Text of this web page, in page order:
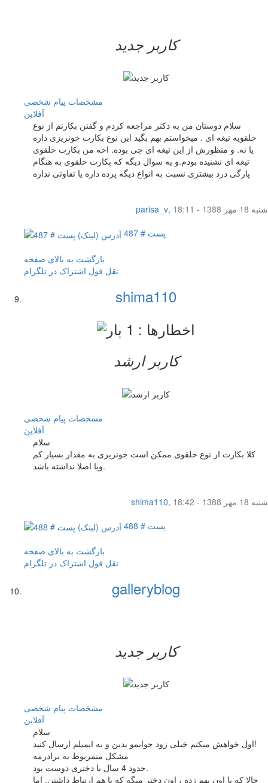
کاربر جدید
مشخصات پیام شخصی
آفلاين
سلام دوستان من به دکتر مراجعه کردم و گفتن بکارتم از نوع
حلقویه تیغه ای . میخواستم بهم بگید این نوع بکارت خونریزی داره
یا نه. و منظورش از این تیغه ای جی بوده. اخه من بکارت حلقوی
تیغه ای نشنیده بودم.و یه سوال دیگه که بکارت حلقوی به هنگام
پارگی درد بیشتری نسبت به انواع دیگه پرده داره یا تفاوتی نداره
parisa_v,
شنبه 18 مهر 1388 - 18:11
پست # 487
بازگشت به بالای صفحه
نقل قول اشتراک در تلگرام
shima110
کاربر ارشد
مشخصات پیام شخصی
آفلاين
سلام
کلا بکارت از نوع حلقوی ممکن است خونریزی به مقدار بسیار کم
ویا اصلا نداشته باشد.
shima110,
شنبه 18 مهر 1388 - 18:42
پست # 488
بازگشت به بالای صفحه
نقل قول اشتراک در تلگرام
galleryblog
کاربر جدید
مشخصات پیام شخصی
آفلاين
سلام
اول خواهش میکنم خیلی زود جوابمو بدین و به ایمیلم ارسال کنید!
مشکل منمربوط به برادرمه
حدود 4 سال با دختری دوست بود.
حالا که با اون بهم زده ، اون دختر میگه که با هم ارتباط داشتن. اما